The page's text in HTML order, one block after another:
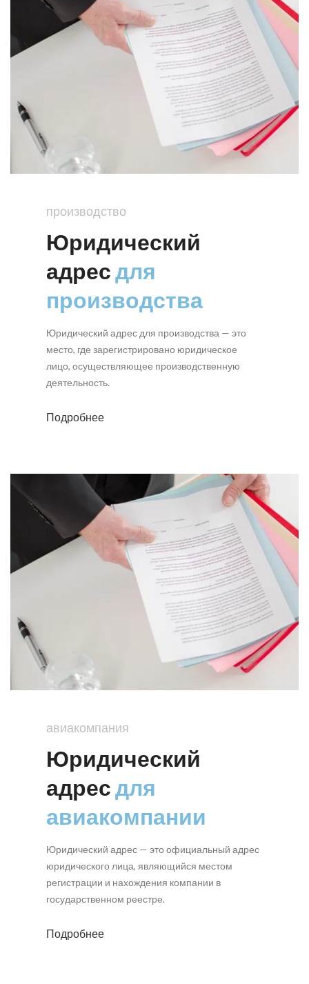
производство
Юридический
адресдля
производства
Юридический адрес для производства — это
место, где зарегистрировано юридическое
лицо, осуществляющее производственную
деятельность.
Подробнее
авиакомпания
Юридический
адресдля
авиакомпании
Юридический адрес — это официальный адрес
юридического лица, являющийся местом
регистрации и нахождения компании в
государственном реестре.
Подробнее